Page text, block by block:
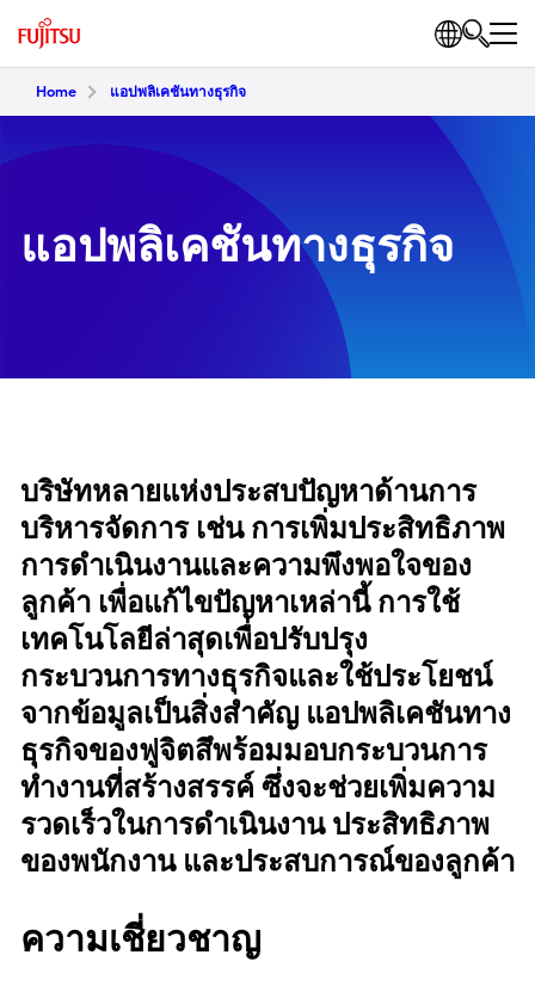
Home แอปพลิเคชันทางธุรกิจ
แอปพลิเคชันทางธุรกิจ
บริษัทหลายแห่งประสบปัญหาด้านการ
บริหารจัดการ เช่น การเพิ่มประสิทธิภาพ
การดำเนินงานและความพึงพอใจของ
ลูกค้า เพื่อแก้ไขปัญหาเหล่านี้ การใช้
เทคโนโลยีล่าสุดเพื่อปรับปรุง
กระบวนการทางธุรกิจและใช้ประโยชน์
จากข้อมูลเป็นสิ่งสำคัญ แอปพลิเคชันทาง
ธุรกิจของฟูจิตสึพร้อมมอบกระบวนการ
ทำงานที่สร้างสรรค์ ซึ่งจะช่วยเพิ่มความ
รวดเร็วในการดำเนินงาน ประสิทธิภาพ
ของพนักงาน และประสบการณ์ของลูกค้า
ความเชี่ยวชาญ